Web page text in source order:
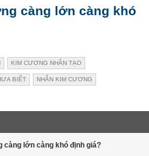
càng lớn càng khó
KIM CƯƠNG NHÂN TẠO
BIẾT NHẪN KIM CƯƠNG
càng lớn càng khó định giá?